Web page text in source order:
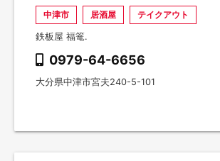
中津市 居酒屋 テイクアウト
鉄板屋 福篭.
0979-64-6656
大分県中津市宮夫240-5-101